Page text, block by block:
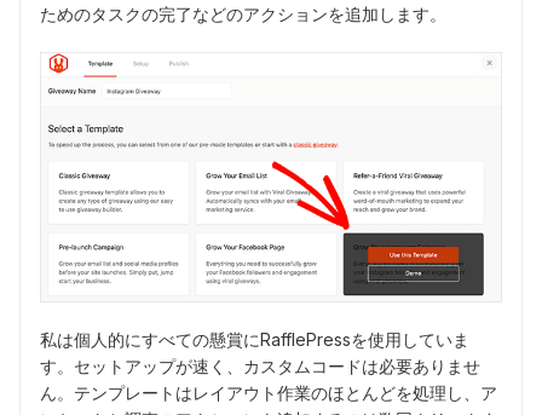
ためのタスクの完了などのアクションを追加します。
私は個人的にすべての懸賞にRafflePressを使用していま
す。セットアップが速く、カスタムコードは必要ありませ
ん。テンプレートはレイアウト作業のほとんどを処理し、ア